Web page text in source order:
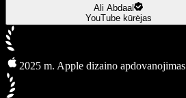
Ali Abdaal
YouTube kūrėjas
2025 m. Apple dizaino apdovanojimas